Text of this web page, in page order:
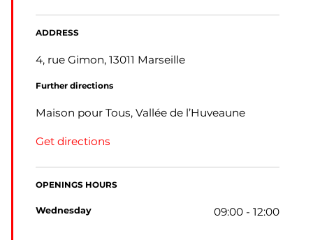
ADDRESS
4, rue Gimon, 13011 Marseille
Further directions
Maison pour Tous, Vallée de l’Huveaune
Get directions
OPENINGS HOURS
wednesday 09:00 - 12:00